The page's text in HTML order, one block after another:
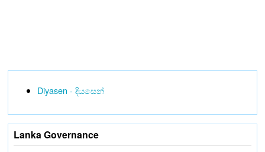
Diyasen - දියසෙන්
Lanka Governance